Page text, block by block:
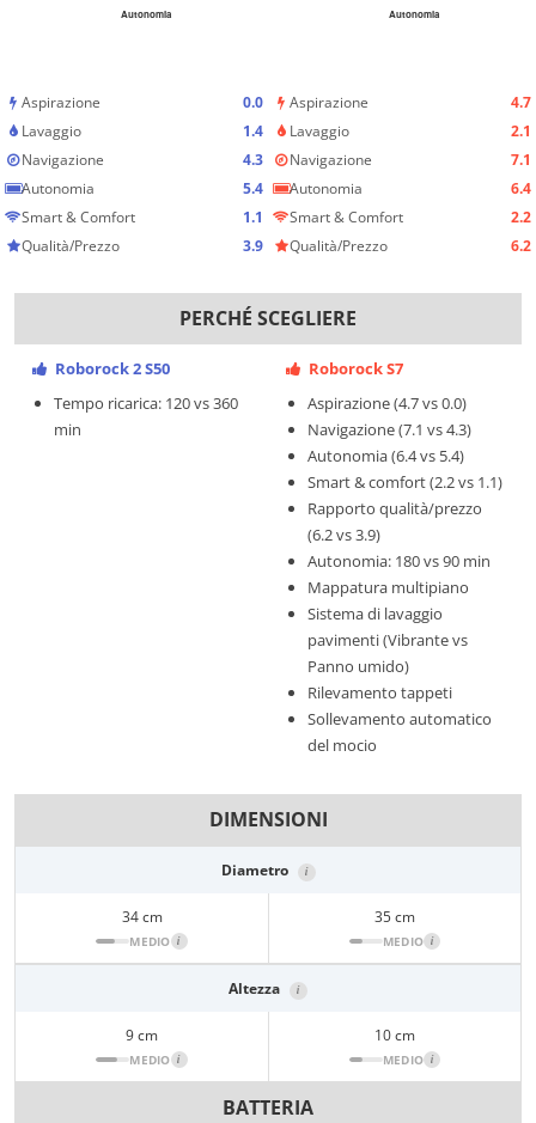
Aspirazione
0.0
Lavaggio
1.4
Navigazione
4.3
Autonomia
5.4
Smart & Comfort
1.1
Qualità/Prezzo
3.9
Aspirazione
4.7
Lavaggio
2.1
Navigazione
7.1
Autonomia
6.4
Smart & Comfort
2.2
Qualità/Prezzo
6.2
PERCHÉ SCEGLIERE
Roborock 2 S50
Tempo ricarica: 120 vs 360
min
Roborock S7
Aspirazione (4.7 vs 0.0)
Navigazione (7.1 vs 4.3)
Autonomia (6.4 vs 5.4)
Smart & comfort (2.2 vs 1.1)
Rapporto qualità/prezzo
(6.2 vs 3.9)
Autonomia: 180 vs 90 min
Mappatura multipiano
Sistema di lavaggio
pavimenti (Vibrante vs
Panno umido)
Rilevamento tappeti
Sollevamento automatico
del mocio
DIMENSIONI
Diametro i
34 cm
MEDIO i
35 cm
MEDIO i
Altezza i
9 cm
MEDIO i
10 cm
MEDIO i
BATTERIA